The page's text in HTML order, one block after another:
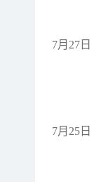
7月27日
7月25日